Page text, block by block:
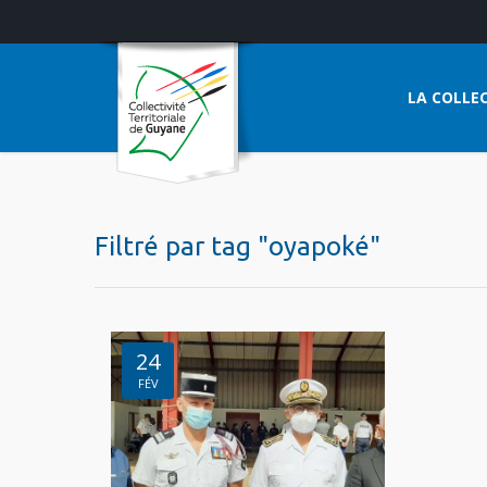
LA
Filtré par tag "oyapoké"
24
FÉV